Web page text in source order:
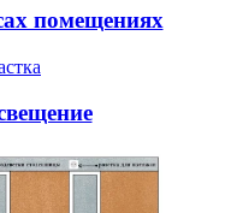
помещениях